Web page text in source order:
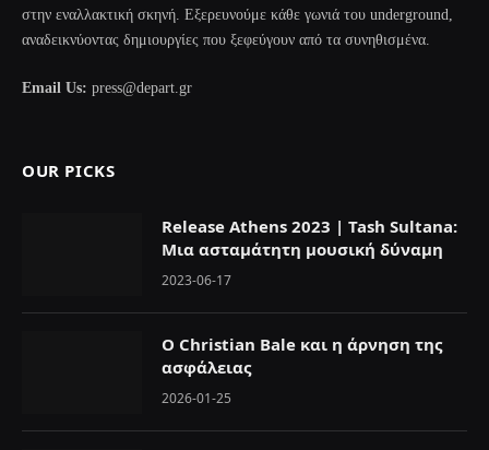
στην εναλλακτική σκηνή. Εξερευνούμε κάθε γωνιά του underground,
αναδεικνύοντας δημιουργίες που ξεφεύγουν από τα συνηθισμένα.
Email Us: press@depart.gr
OUR PICKS
Release Athens 2023 | Tash Sultana:
Μια ασταμάτητη μουσική δύναμη
2023-06-17
Ο Christian Bale και η άρνηση της
ασφάλειας
2026-01-25